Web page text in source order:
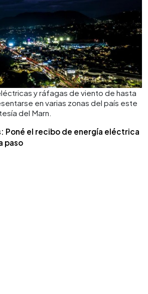
y ráfagas de viento de hasta
en varias zonas del país este
del Marn.
Poné el recibo de energía eléctrica
paso